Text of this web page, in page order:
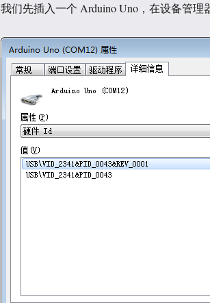
我们先插入一个 Arduino Uno，在设备管理